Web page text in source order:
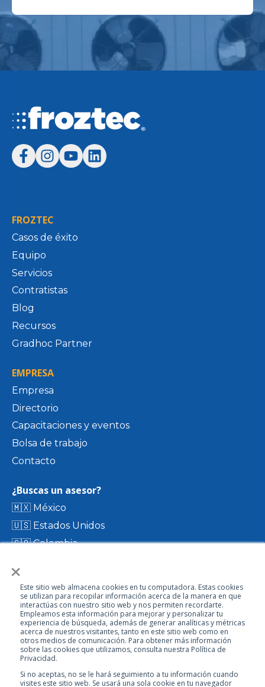
×
Este sitio web almacena cookies en tu computadora. Estas cookies
se utilizan para recopilar información acerca de la manera en que
interactúas con nuestro sitio web y nos permiten recordarte.
Empleamos esta información para mejorar y personalizar tu
experiencia de búsqueda, además de generar analíticas y métricas
acerca de nuestros visitantes, tanto en este sitio web como en
otros medios de comunicación. Para obtener más información
sobre las cookies que utilizamos, consulta nuestra Política de
Privacidad.
Si no aceptas, no se le hará seguimiento a tu información cuando
visites este sitio web. Se usará una sola cookie en tu navegador
FROZTEC
Casos de éxito
Equipo
Servicios
Contratistas
Blog
Recursos
Gradhoc Partner
EMPRESA
Empresa
Directorio
Capacitaciones y eventos
Bolsa de trabajo
Contacto
¿Buscas un asesor?
🇲🇽 México
🇺🇸 Estados Unidos
🇨🇴 Colombia
🇨🇱 Chile
🇪🇨 Ecuador
🇬🇹 Guatemala
Visita nuestro directorio